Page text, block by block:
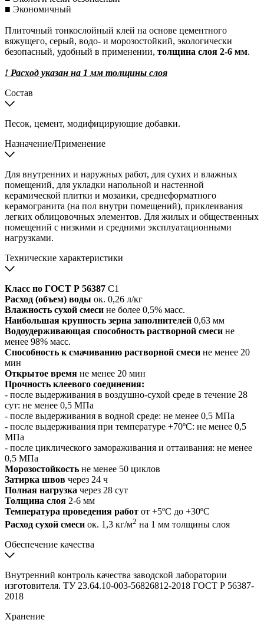
■ Экономичный
Плиточный тонкослойный клей на основе цементного
вяжущего, серый, водо- и морозостойкий, экологически
безопасный, удобный в применении, толщина слоя 2-6 мм.
! Расход указан на 1 мм толщины слоя
Состав
Песок, цемент, модифицирующие добавки.
Назначение/Применение
Для внутренних и наружных работ, для сухих и влажных
помещений, для укладки напольной и настенной
керамической плитки и мозаики, среднеформатного
керамогранита (на пол внутри помещений), приклеивания
легких облицовочных элементов. Для жилых и общественных
помещений с низкими и средними эксплуатационными
нагрузками.
Технические характеристики
Класс по ГОСТ Р 56387 С1
Расход (объем) воды ок. 0,26 л/кг
Влажность сухой смеси не более 0,5% масс.
Наибольшая крупность зерна заполнителей 0,63 мм
Водоудерживающая способность растворной смеси не
менее 98% масс.
Способность к смачиванию растворной смеси не менее 20
мин
Открытое время не менее 20 мин
Прочность клеевого соединения:
- после выдерживания в воздушно-сухой среде в течение 28
сут: не менее 0,5 МПа
- после выдерживания в водной среде: не менее 0,5 МПа
- после выдерживания при температуре +70ºС: не менее 0,5
МПа
- после циклического замораживания и оттаивания: не менее
0,5 МПа
Морозостойкость не менее 50 циклов
Затирка швов через 24 ч
Полная нагрузка через 28 сут
Толщина слоя 2-6 мм
Температура проведения работ от +5ºС до +30ºС
Расход сухой смеси ок. 1,3 кг/м2 на 1 мм толщины слоя
Обеспечение качества
Внутренний контроль качества заводской лаборатории
изготовителя. ТУ 23.64.10-003-56826812-2018 ГОСТ Р 56387-
2018
Хранение